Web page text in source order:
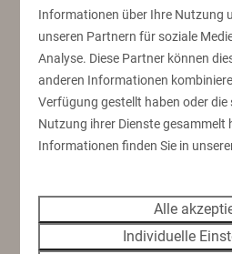
Geeignet für bis zu 6
2 Hunde pro Aufenthalt
Möblierte Terrasse
Großes Café in unserem
Informationen über Ihre Nutzung
unseren Partnern für soziale
Analyse. Diese Partner können
anderen Informationen
Verfügung gestellt haben oder
Nutzung ihrer Dienste gesammelt
Informationen finden Sie in
Alle
Individuelle